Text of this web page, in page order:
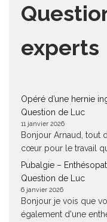
experts
Opéré d’une hernie
Question de Luc
11 janvier 2026
Bonjour Arnaud, tout
cœur pour le travail
Pubalgie –
Question de Luc
6 janvier 2026
Bonjour je vois que
également d'une